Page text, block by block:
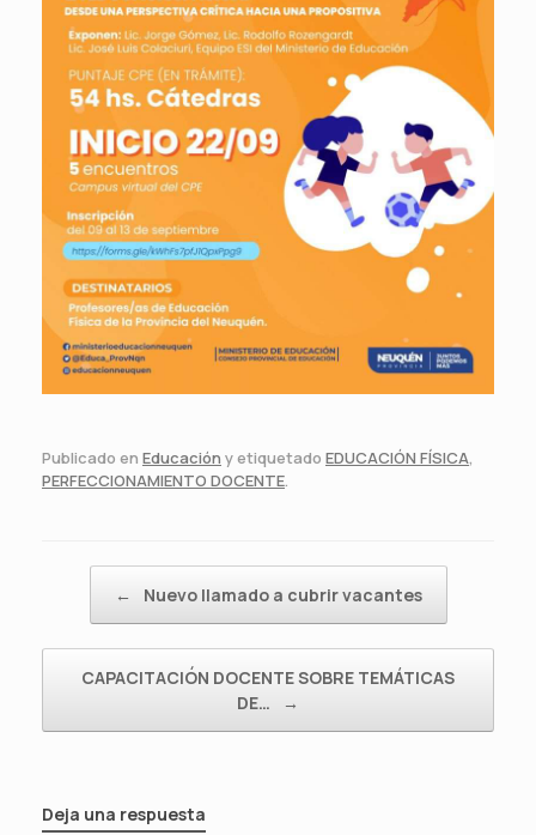
Publicado en Educación y etiquetado EDUCACIÓN FÍSICA,
PERFECCIONAMIENTO DOCENTE.
← Nuevo llamado a cubrir vacantes
CAPACITACIÓN DOCENTE SOBRE TEMÁTICAS
DE…
→
Deja una respuesta